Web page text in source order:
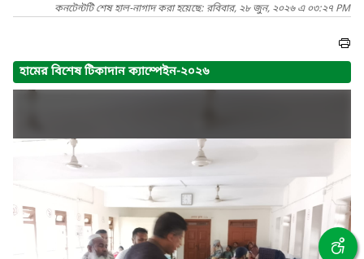
কনটেন্টটি শেষ হাল-নাগাদ করা হয়েছে: রবিবার, ২৮ জুন, ২০২৬ এ ০৩:২৭ PM
হামের বিশেষ টিকাদান ক্যাম্পেইন-২০২৬